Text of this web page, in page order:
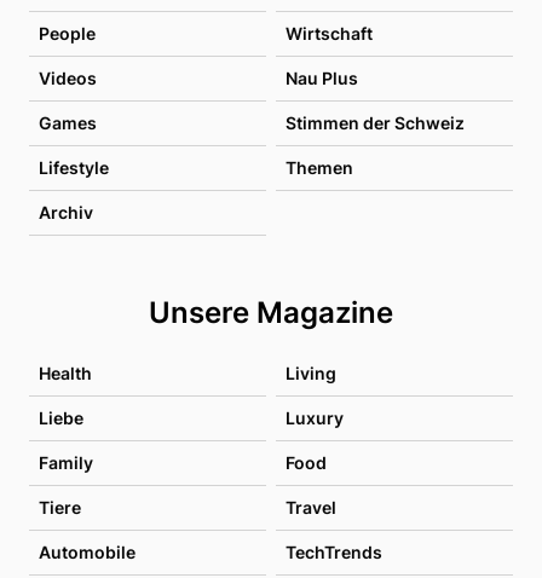
People Wirtschaft
Videos Nau Plus
Games Stimmen der Schweiz
Lifestyle Themen
Archiv
Unsere Magazine
Health Living
Liebe Luxury
Family Food
Tiere Travel
Automobile TechTrends